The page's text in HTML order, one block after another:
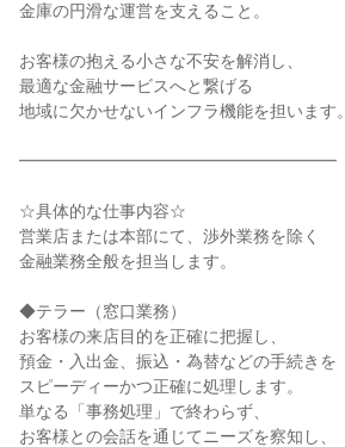
金庫の円滑な運営を支えること。
お客様の抱える小さな不安を解消し、
最適な金融サービスへと繋げる
地域に欠かせないインフラ機能を担います。
━━━━━━━━━━━━━━━━━━━
☆具体的な仕事内容☆
営業店または本部にて、渉外業務を除く
金融業務全般を担当します。
◆テラー（窓口業務）
お客様の来店目的を正確に把握し、
預金・入出金、振込・為替などの手続きを
スピーディーかつ正確に処理します。
単なる「事務処理」で終わらず、
お客様との会話を通じてニーズを察知し、